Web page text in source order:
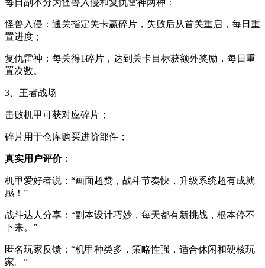
每日副本分为怪兽入侵和复仇雷神两种：
怪兽入侵：通关指定关卡赢碎片，失败后从首关重启，每日重
置进度；
复仇雷神：每关得1碎片，达到关卡目标获额外奖励，每日重
置次数。
3、王者战场
击败机甲可获对应碎片；
碎片用于仓库购买进阶部件；
真实用户评价：
机甲爱好者说：“画面超赞，战斗节奏快，升级系统超有成就
感！”
战斗达人分享：“副本设计巧妙，每天都有新挑战，根本停不
下来。”
匿名玩家反馈：“机甲种类多，策略性强，适合休闲和硬核玩
家。”